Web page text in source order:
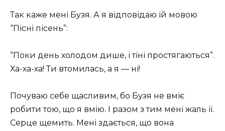
Так каже мені Бузя. А я відповідаю їй мовою
“Пісні пісень”:
“Поки день холодом дише, і тіні простягаються”.
Ха-ха-ха! Ти втомилась, а я — ні!
Почуваю себе щасливим, бо Бузя не вміє
робити тою, що я вмію. І разом з тим мені жаль її.
Серце щемить. Мені здається, що вона